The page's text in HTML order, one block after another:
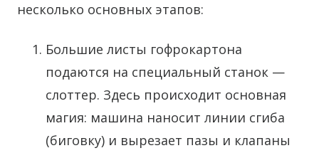
несколько основных этапов:
Большие листы гофрокартона
подаются на специальный станок —
слоттер. Здесь происходит основная
магия: машина наносит линии сгиба
(биговку) и вырезает пазы и клапаны